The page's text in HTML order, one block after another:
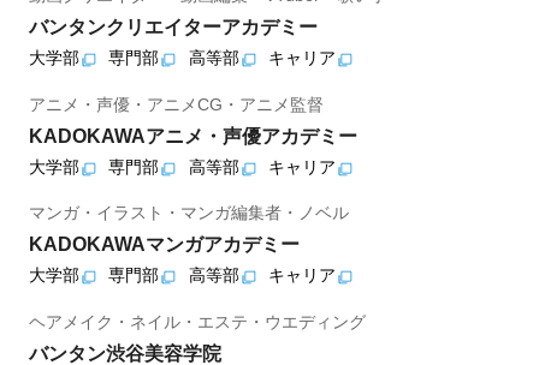
バンタンクリエイターアカデミー
大学部 専門部 高等部 キャリア
アニメ・声優・アニメCG・アニメ監督
KADOKAWAアニメ・声優アカデミー
大学部 専門部 高等部 キャリア
マンガ・イラスト・マンガ編集者・ノベル
KADOKAWAマンガアカデミー
大学部 専門部 高等部 キャリア
ヘアメイク・ネイル・エステ・ウエディング
バンタン渋谷美容学院